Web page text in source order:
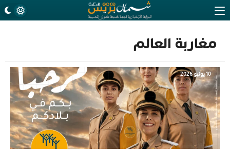
مغاربة العالم
10 يونيو 2026